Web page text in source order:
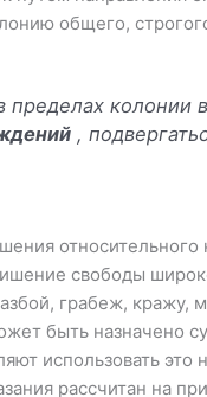
общего,
колонии
,
свободы
грабеж,
быть назначено
использовать это
рассчитан на